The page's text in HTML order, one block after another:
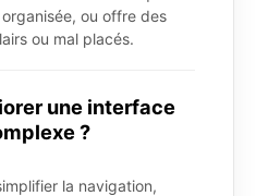
ou offre des
ou mal placés.
une interface
?
la navigation,